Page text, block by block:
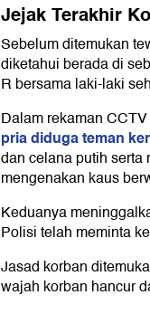
Jejak Terakhir
Sebelum ditemukan
diketahui berada di
R bersama laki-laki
Dalam rekaman
pria diduga teman
dan celana putih serta
mengenakan kaus
Keduanya
Polisi telah meminta
Jasad korban
wajah korban hancur